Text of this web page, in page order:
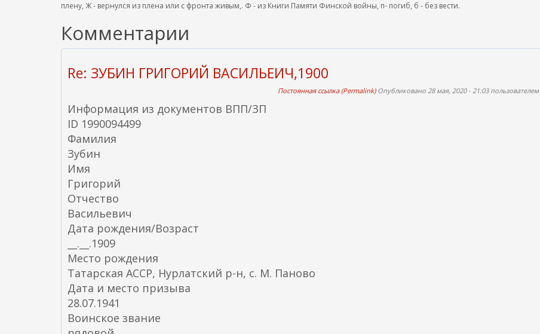
плену, Ж - вернулся из плена или с фронта живым,. Ф - из Книги Памяти Финской войны, п- погиб, б - без вести.
Комментарии
Re: ЗУБИН ГРИГОРИЙ ВАСИЛЬЕИЧ,1900
Постоянная ссылка (Permalink)Опубликовано 28 мая, 2020 - 21:03 пользователем
Информация из документов ВПП/ЗП
ID 1990094499
Фамилия
Зубин
Имя
Григорий
Отчество
Васильевич
Дата рождения/Возраст
__.__.1909
Место рождения
Татарская АССР, Нурлатский р-н, с. М. Паново
Дата и место призыва
28.07.1941
Воинское звание